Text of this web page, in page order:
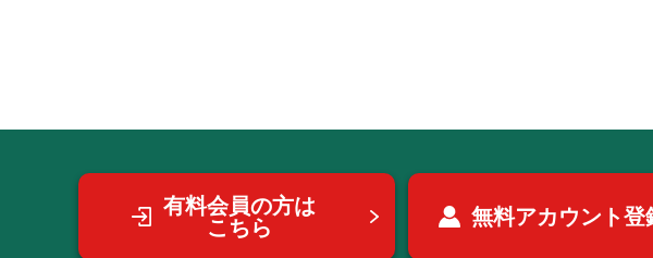
有料会員の方は
こちら
無料アカウント登